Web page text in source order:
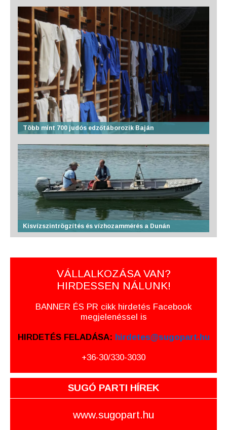
Több mint 700 judós edzőtáborozik Baján
Kisvízszintrögzítés és vízhozammérés a Dunán
VÁLLALKOZÁSA VAN?
HIRDESSEN NÁLUNK!
BANNER ÉS PR cikk hirdetés Facebook
megjelenéssel is
HIRDETÉS FELADÁSA: hirdetes@sugopart.hu
+36-30/330-3030
SUGÓ PARTI HÍREK
www.sugopart.hu